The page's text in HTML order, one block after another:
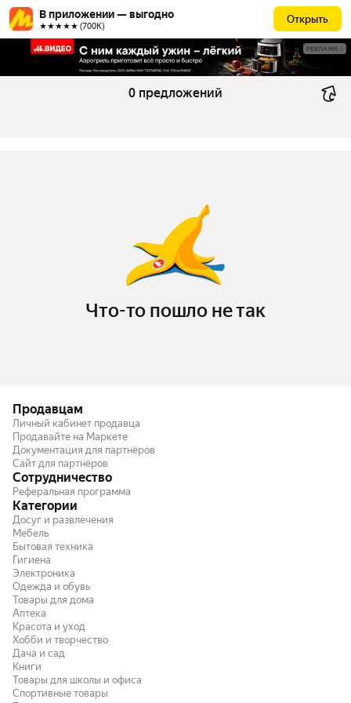
В приложении — выгодно
★★★★★ (700К)
Открыть
РЕКЛАМА
0 предложений
Что-то пошло не так
Продавцам
Личный кабинет продавца
Продавайте на Маркете
Документация для партнёров
Сайт для партнёров
Сотрудничество
Реферальная программа
Категории
Досуг и развлечения
Мебель
Бытовая техника
Гигиена
Электроника
Одежда и обувь
Товары для дома
Аптека
Красота и уход
Хобби и творчество
Дача и сад
Книги
Товары для школы и офиса
Спортивные товары